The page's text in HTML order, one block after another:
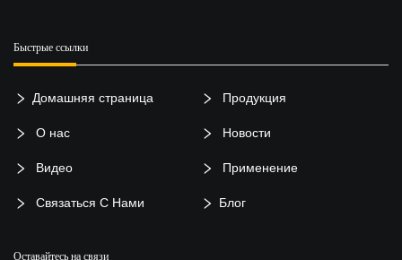
Быстрые ссылки
Домашняя страница Продукция
О нас Новости
Видео Применение
Связаться С Нами Блог
Оставайтесь на связи